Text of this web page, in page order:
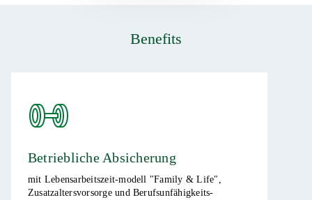
Benefits
Betriebliche Absicherung ​
mit Lebensarbeitszeit-modell "Family & Life",
Zusatzaltersvorsorge und Berufsunfähigkeits-